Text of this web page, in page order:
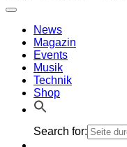
News
Magazin
Events
Musik
Technik
Shop
Search for: